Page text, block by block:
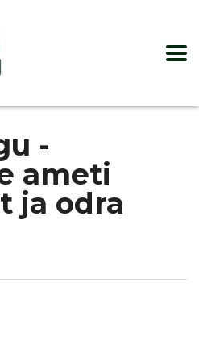
-
ameti
ja odra